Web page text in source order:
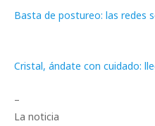
Basta de postureo: las redes
Cristal, ándate con cuidado:
–
La noticia